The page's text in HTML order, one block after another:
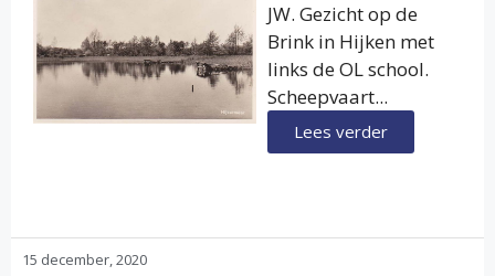
JW. Gezicht op de
Brink in Hijken met
links de OL school.
Scheepvaart...
Lees verder
15 december, 2020